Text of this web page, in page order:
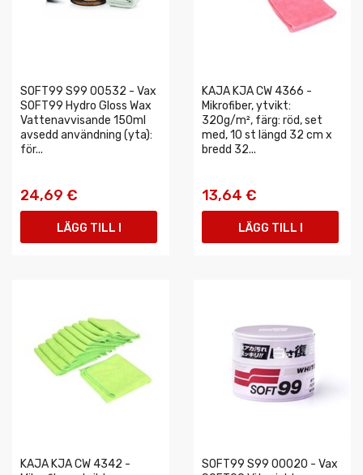
SOFT99 S99 00532 - Vax
SOFT99 Hydro Gloss Wax
Vattenavvisande 150ml
avsedd användning (yta):
för...
24,69 €
LÄGG TILL I
KAJA KJA CW 4366 -
Mikrofiber, ytvikt:
320g/m², färg: röd, set
med, 10 st längd 32 cm x
bredd 32...
13,64 €
LÄGG TILL I
KAJA KJA CW 4342 -
SOFT99 S99 00020 - Vax